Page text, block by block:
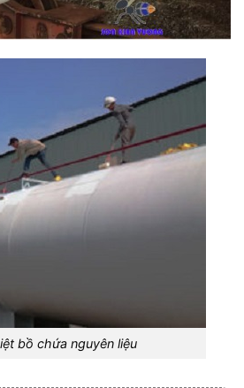
bồ chứa nguyên liệu